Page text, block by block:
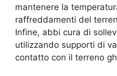
mantenere la
raffreddamenti del
Infine, abbi cura di
utilizzando supporti di
contatto con il terreno